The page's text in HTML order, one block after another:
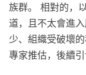
族群。 相對的，
道，且不太會進
少、組織受破壞
專家推估，後續